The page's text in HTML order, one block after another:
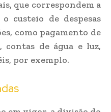
que correspondem a
custeio de despesas
como pagamento de
contas de água e luz,
por exemplo.